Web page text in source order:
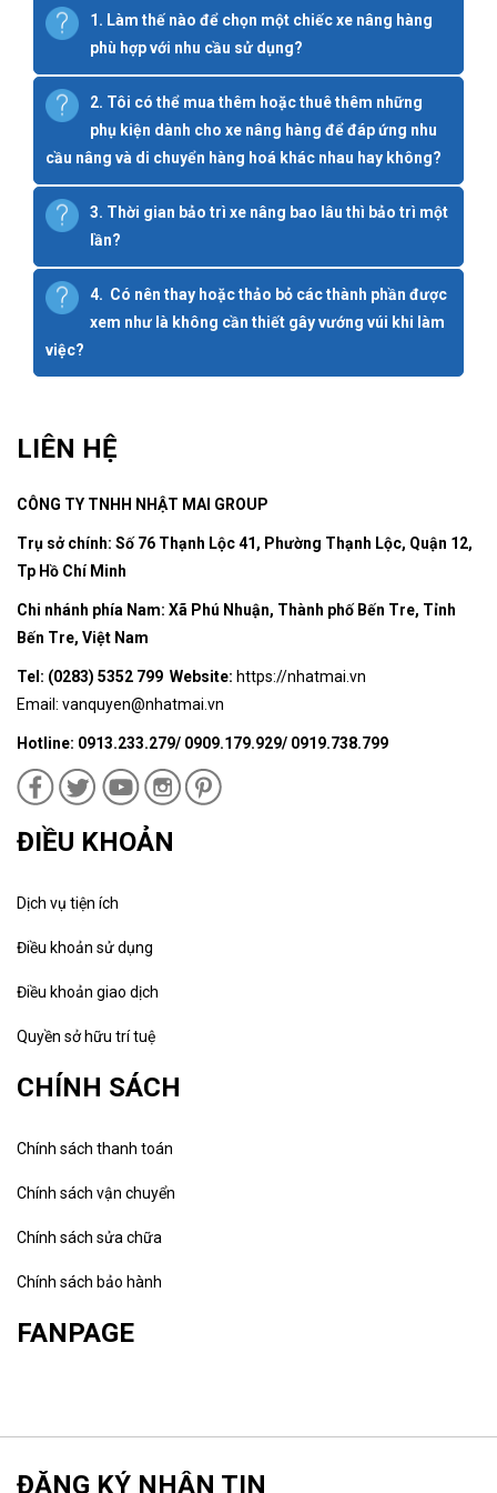
1. Làm thế nào để chọn một chiếc xe nâng hàng
phù hợp với nhu cầu sử dụng?
2. Tôi có thể mua thêm hoặc thuê thêm những
phụ kiện dành cho xe nâng hàng để đáp ứng nhu
cầu nâng và di chuyển hàng hoá khác nhau hay không?
3. Thời gian bảo trì xe nâng bao lâu thì bảo trì một
lần?
4. Có nên thay hoặc thảo bỏ các thành phần được
xem như là không cần thiết gây vướng vúi khi làm
việc?
LIÊN HỆ
CÔNG TY TNHH NHẬT MAI GROUP
Trụ sở chính: Số 76 Thạnh Lộc 41, Phường Thạnh Lộc, Quận 12,
Tp Hồ Chí Minh
Chi nhánh phía Nam: Xã Phú Nhuận, Thành phố Bến Tre, Tỉnh
Bến Tre, Việt Nam
Tel: (0283) 5352 799 Website: https://nhatmai.vn
Email: vanquyen@nhatmai.vn
Hotline: 0913.233.279/ 0909.179.929/ 0919.738.799
ĐIỀU KHOẢN
Dịch vụ tiện ích
Điều khoản sử dụng
Điều khoản giao dịch
Quyền sở hữu trí tuệ
CHÍNH SÁCH
Chính sách thanh toán
Chính sách vận chuyển
Chính sách sửa chữa
Chính sách bảo hành
FANPAGE
ĐĂNG KÝ NHẬN TIN